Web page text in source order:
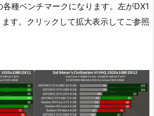
種ベンチマークになります。左がDX1
す。クリックして拡大表示してご参照